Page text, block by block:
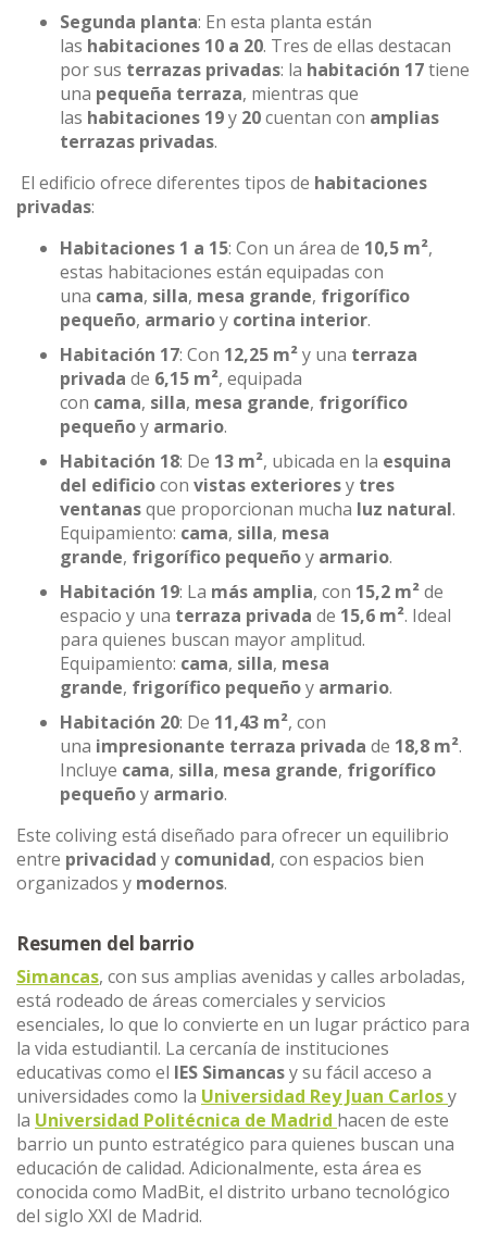
Segunda planta: En esta planta están
las habitaciones 10 a 20. Tres de ellas destacan
por sus terrazas privadas: la habitación 17tiene
una pequeña terraza, mientras que
las habitaciones 19y 20cuentan con amplias
terrazas privadas.
El edificio ofrece diferentes tipos de habitaciones
privadas:
Habitaciones 1 a 15: Con un área de 10,5 m²,
estas habitaciones están equipadas con
una cama, silla, mesa grande, frigorífico
pequeño, armarioy cortina interior.
Habitación 17: Con 12,25 m²y una terraza
privada de 6,15 m², equipada
con cama, silla, mesa grande, frigorífico
pequeñoy armario.
Habitación 18: De 13 m², ubicada en la esquina
del edificiocon vistas exterioresy tres
ventanasque proporcionan mucha luz natural.
Equipamiento: cama, silla, mesa
grande, frigorífico pequeñoy armario.
Habitación 19: La más amplia, con 15,2 m²de
espacio y una terraza privada de 15,6 m². Ideal
para quienes buscan mayor amplitud.
Equipamiento: cama, silla, mesa
grande, frigorífico pequeñoy armario.
Habitación 20: De 11,43 m², con
una impresionante terraza privada de 18,8 m².
Incluye cama, silla, mesa grande, frigorífico
pequeñoy armario.
Este coliving está diseñado para ofrecer un equilibrio
entre privacidad y comunidad, con espacios bien
organizados y modernos.
Resumen del barrio
Simancas, con sus amplias avenidas y calles arboladas,
está rodeado de áreas comerciales y servicios
esenciales, lo que lo convierte en un lugar práctico para
la vida estudiantil. La cercanía de instituciones
educativas como el IES Simancasy su fácil acceso a
universidades como la Universidad Rey Juan Carlosy
la Universidad Politécnica de Madrid hacen de este
barrio un punto estratégico para quienes buscan una
educación de calidad. Adicionalmente, esta área es
conocida como MadBit, el distrito urbano tecnológico
del siglo XXI de Madrid.